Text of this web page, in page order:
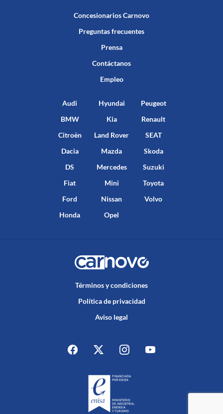
Concesionarios Carnovo
Preguntas frecuentes
Prensa
Contáctanos
Empleo
Audi
BMW
Citroën
Dacia
DS
Fiat
Ford
Honda
Hyundai
Kia
Land Rover
Mazda
Mercedes
Mini
Nissan
Opel
Peugeot
Renault
SEAT
Skoda
Suzuki
Toyota
Volvo
Términos y condiciones
Política de privacidad
Aviso legal